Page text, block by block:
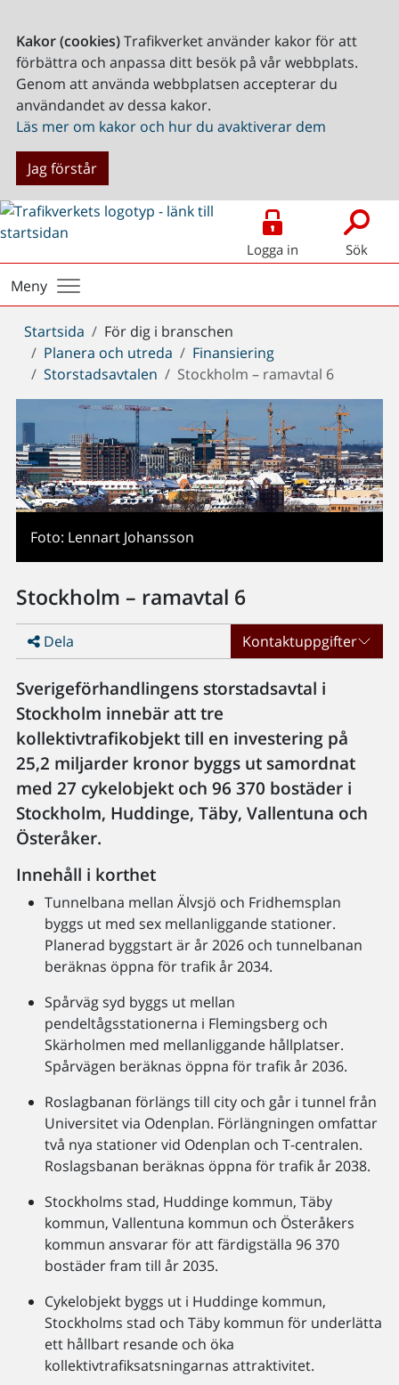
Kakor (cookies)Trafikverket använder kakor för att
förbättra och anpassa ditt besök på vår webbplats.
Genom att använda webbplatsen accepterar du
användandet av dessa kakor.
Läs mer om kakor och hur du avaktiverar dem
Jag förstår
Logga in Sök
Meny
Du
är
här:
Startsida
För dig i branschen
Planera och utreda
Finansiering
Storstadsavtalen
Stockholm – ramavtal 6
Foto: Lennart Johansson
Stockholm – ramavtal 6
Dela Kontaktuppgifter
Sverigeförhandlingens storstadsavtal i
Stockholm innebär att tre
kollektivtrafikobjekt till en investering på
25,2 miljarder kronor byggs ut samordnat
med 27 cykelobjekt och 96 370 bostäder i
Stockholm, Huddinge, Täby, Vallentuna och
Österåker.
Innehåll i korthet
Tunnelbana mellan Älvsjö och Fridhemsplan
byggs ut med sex mellanliggande stationer.
Planerad byggstart är år 2026 och tunnelbanan
beräknas öppna för trafik år 2034.
Spårväg syd byggs ut mellan
pendeltågsstationerna i Flemingsberg och
Skärholmen med mellanliggande hållplatser.
Spårvägen beräknas öppna för trafik år 2036.
Roslagbanan förlängs till city och går i tunnel från
Universitet via Odenplan. Förlängningen omfattar
två nya stationer vid Odenplan och T-centralen.
Roslagsbanan beräknas öppna för trafik år 2038.
Stockholms stad, Huddinge kommun, Täby
kommun, Vallentuna kommun och Österåkers
kommun ansvarar för att färdigställa 96 370
bostäder fram till år 2035.
Cykelobjekt byggs ut i Huddinge kommun,
Stockholms stad och Täby kommun för underlätta
ett hållbart resande och öka
kollektivtrafiksatsningarnas attraktivitet.